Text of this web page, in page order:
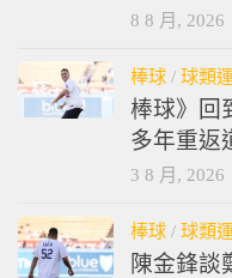
8 8 月, 2026
棒球 / 球類
棒球》回
多年重返
3 8 月, 2026
棒球 / 球類
陳金鋒談